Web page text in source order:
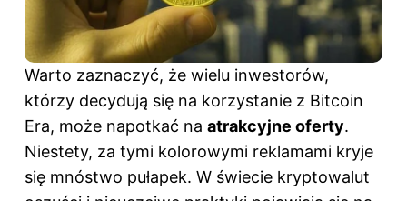
Warto zaznaczyć, że wielu inwestorów,
którzy decydują się na korzystanie z Bitcoin
Era, może napotkać na atrakcyjne oferty.
Niestety, za tymi kolorowymi reklamami kryje
się mnóstwo pułapek. W świecie kryptowalut